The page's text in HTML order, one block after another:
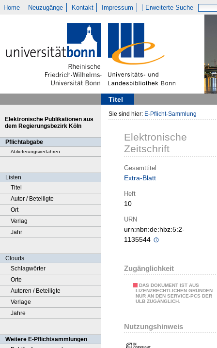
Home Neuzugänge Kontakt Impressum Erweiterte Suche
Titel
Elektronische Publikationen aus
dem Regierungsbezirk Köln
Pflichtabgabe
Ablieferungsverfahren
Listen
Titel
Autor / Beteiligte
Ort
Verlag
Jahr
Clouds
Schlagwörter
Orte
Autoren / Beteiligte
Verlage
Jahre
Weitere E-Pflichtsammlungen
Sie sind hier: E-Pflicht-Sammlung
Elektronische
Zeitschrift
Gesamttitel
Extra-Blatt
Heft
10
URN
urn:nbn:de:hbz:5:2-
1135544
Zugänglichkeit
DAS DOKUMENT IST AUS
LIZENZRECHTLICHEN GRÜNDEN
NUR AN DEN SERVICE-PCS DER
ULB ZUGÄNGLICH.
Nutzungshinweis